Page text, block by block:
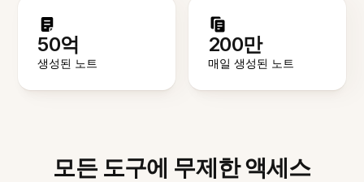
50억
생성된 노트
200만
매일 생성된 노트
모든 도구에 무제한 액세스